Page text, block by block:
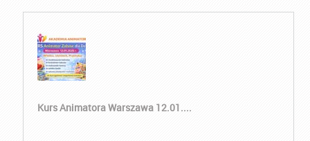
Kurs Animatora Warszawa 12.01....